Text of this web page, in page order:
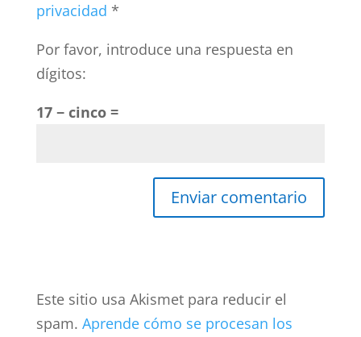
privacidad *
Por favor, introduce una respuesta en
dígitos:
17 − cinco =
Este sitio usa Akismet para reducir el
spam. Aprende cómo se procesan los